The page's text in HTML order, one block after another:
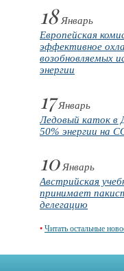
18Январь
Европейская
эффективное
возобновляемых
энергии
17Январь
Ледовый каток в
50% энергии на
10Январь
Австрийская
принимает
делегацию
• Читать остальные